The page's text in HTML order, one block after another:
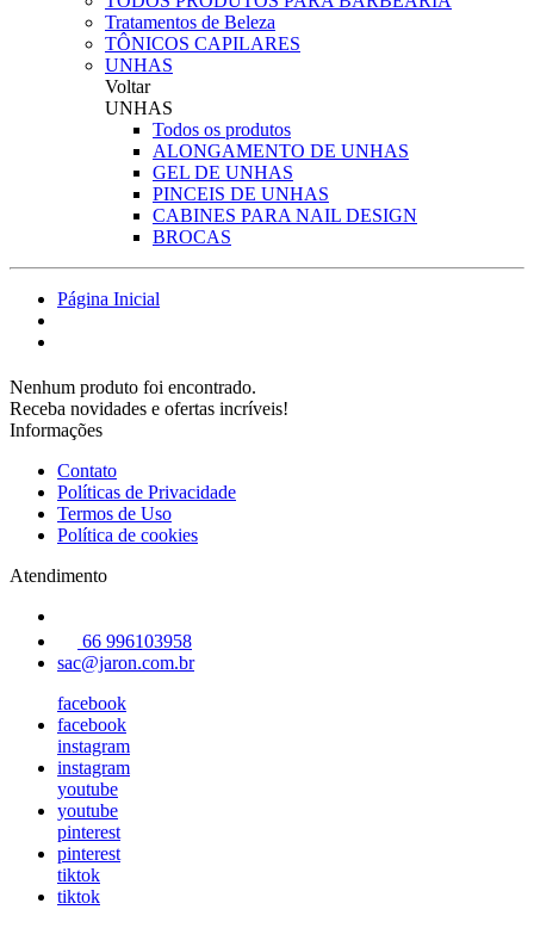
Tratamentos de Beleza
TÔNICOS CAPILARES
UNHAS
Voltar
UNHAS
Todos os produtos
ALONGAMENTO DE UNHAS
GEL DE UNHAS
PINCEIS DE UNHAS
CABINES PARA NAIL DESIGN
BROCAS
Página Inicial
Nenhum produto foi encontrado.
Receba novidades e ofertas incríveis!
Informações
Contato
Políticas de Privacidade
Termos de Uso
Política de cookies
Atendimento
66 996103958
sac@jaron.com.br
facebook
facebook
instagram
instagram
youtube
youtube
pinterest
pinterest
tiktok
tiktok